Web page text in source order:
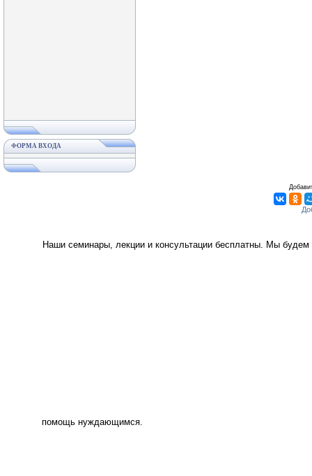
ФОРМА ВХОДА
Наши семинары, лекции и консультации бесплатны. Мы
помощь нуждающимся.